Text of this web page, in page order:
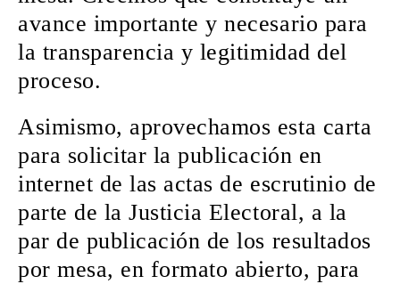
avance importante y necesario para
la transparencia y legitimidad del
proceso.
Asimismo, aprovechamos esta carta
para solicitar la publicación en
internet de las actas de escrutinio de
parte de la Justicia Electoral, a la
par de publicación de los resultados
por mesa, en formato abierto, para